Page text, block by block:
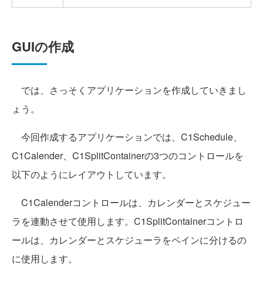
GUIの作成
では、さっそくアプリケーションを作成していきまし
ょう。
今回作成するアプリケーションでは、C1Schedule、
C1Calender、C1SplitContainerの3つのコントロールを
以下のようにレイアウトしています。
C1Calenderコントロールは、カレンダーとスケジュー
ラを連動させて使用します。C1SplitContainerコントロ
ールは、カレンダーとスケジューラをペインに分けるの
に使用します。